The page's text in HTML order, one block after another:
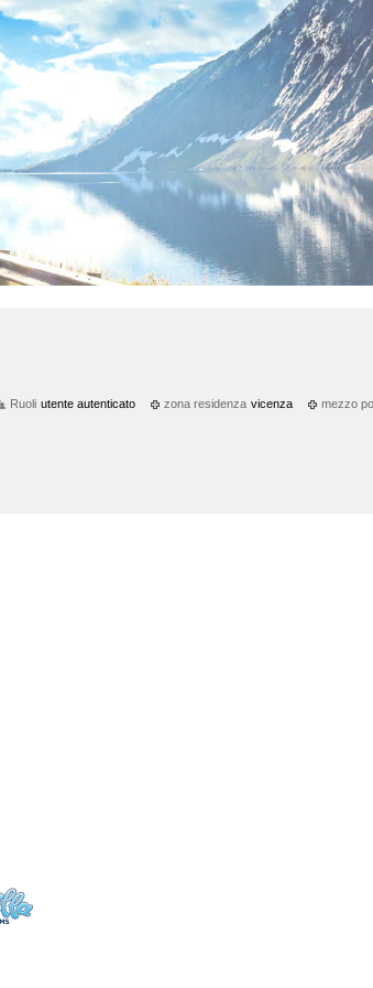
Ruoli utente autenticato zona residenza vicenza mezzo